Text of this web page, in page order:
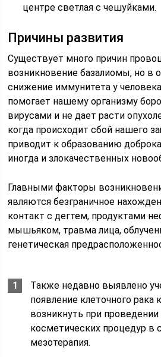
центре светлая с чешуйками.
Причины развития
Существует много причин
возникновение базалиомы, но в
снижение иммунитета у
помогает нашему организму
вирусами и не дает расти
когда происходит сбой нашего
приводит к образованию
иногда и злокачественных
Главными факторы
являются безграничное
контакт с дегтем, продуктами
мышьяком, травма лица,
генетическая
Также недавно выявлено
появление клеточного
возникнуть при проведении
косметических процедур в
мезотерапия.